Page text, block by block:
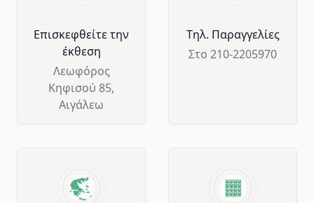
Επισκεφθείτε την
έκθεση
Λεωφόρος
Κηφισού 85,
Αιγάλεω
Tηλ. Παραγγελίες
Στο 210-2205970